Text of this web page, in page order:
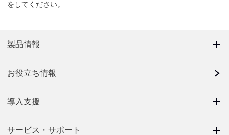
をしてください。
製品情報
お役立ち情報
導入支援
サービス・サポート